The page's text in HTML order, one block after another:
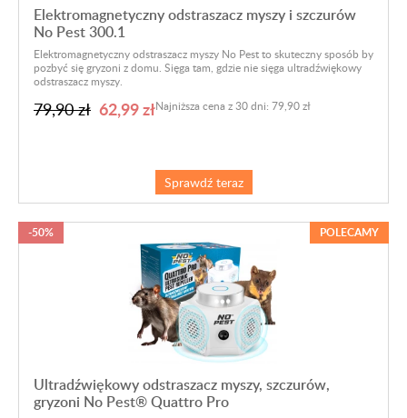
Elektromagnetyczny odstraszacz myszy i szczurów
No Pest 300.1
Elektromagnetyczny odstraszacz myszy No Pestto skuteczny sposób by
pozbyć się gryzoni z domu. Sięga tam, gdzie nie sięga ultradźwiękowy
odstraszacz myszy.
79,90 zł 62,99 złNajniższa cena z 30 dni: 79,90 zł
Sprawdź teraz
Ultradźwiękowy odstraszacz myszy, szczurów,
gryzoni No Pest® Quattro Pro
-50% POLECAMY